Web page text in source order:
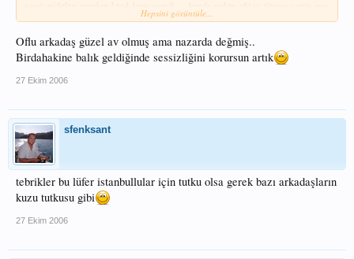
Hepsini görüntüle...
Oflu arkadaş güzel av olmuş ama nazarda değmiş..
Birdahakine balık geldiğinde sessizliğini korursun artık
27 Ekim 2006
sfenksant
tebrikler bu lüfer istanbullular için tutku olsa gerek bazı arkadaşların
kuzu tutkusu gibi
27 Ekim 2006